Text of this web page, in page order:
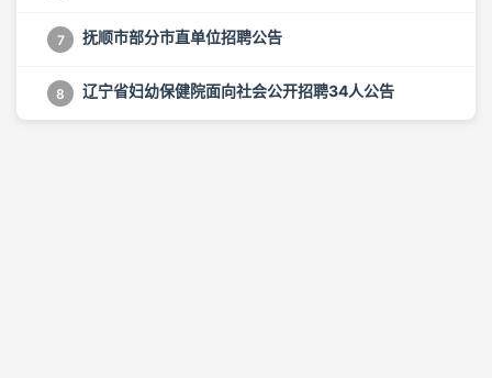
7 抚顺市部分市直单位招聘公告
8 辽宁省妇幼保健院面向社会公开招聘34人公告